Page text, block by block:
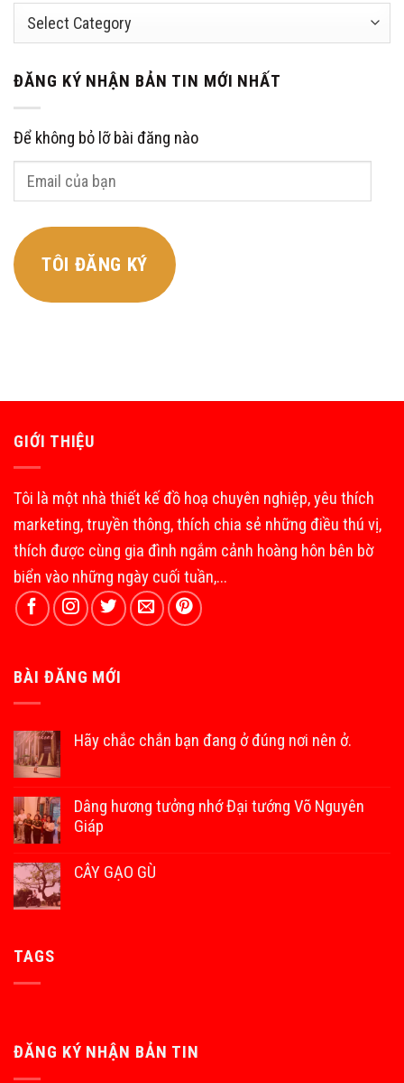
Categories
ĐĂNG KÝ NHẬN BẢN TIN MỚI NHẤT
Để không bỏ lỡ bài đăng nào
Email
TÔI ĐĂNG KÝ
GIỚI THIỆU
Tôi là một nhà thiết kế đồ hoạ chuyên nghiệp, yêu thích
marketing, truyền thông, thích chia sẻ những điều thú vị,
thích được cùng gia đình ngắm cảnh hoàng hôn bên bờ
biển vào những ngày cuối tuần,...
BÀI ĐĂNG MỚI
Hãy chắc chắn bạn đang ở đúng nơi nên ở.
Dâng hương tưởng nhớ Đại tướng Võ Nguyên
Giáp
CÂY GẠO GÙ
TAGS
ĐĂNG KÝ NHẬN BẢN TIN